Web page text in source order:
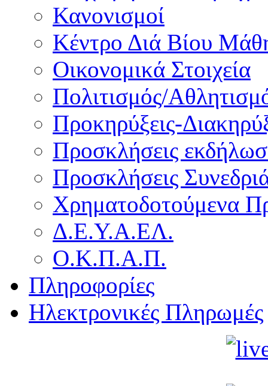
Κανονισμοί
Κέντρο Διά Βίου
Οικονομικά Στοιχεία
Πολιτισμός/
Προκηρύξεις-
Προσκλήσεις
Προσκλήσεις
Χρηματοδοτούμενα
Δ.Ε.Υ.Α.ΕΛ.
Ο.Κ.Π.Α.Π.
Πληροφορίες
Ηλεκτρονικές Πληρωμές